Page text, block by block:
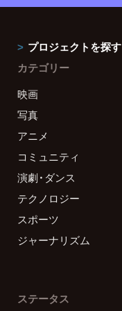
プロジェクトを探す
カテゴリー
映画
写真
アニメ
コミュニティ
演劇・ダンス
テクノロジー
スポーツ
ジャーナリズム
ステータス